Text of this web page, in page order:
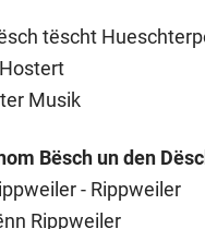
tëscht
Musik
Bësch un den
- Rippweiler
Rippweiler